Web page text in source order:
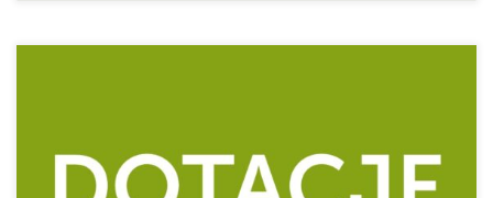
celowa na prace przy obiekcie zabytkowym. Nazwa zadania:
Wykonanie instalacji kanalizacji deszczowej oraz instalacji